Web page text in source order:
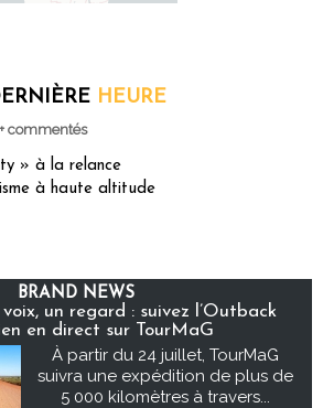
HEURE
commentés
» à la relance
à haute altitude
BRAND NEWS
un regard : suivez l’Outback
en direct sur TourMaG
À partir du 24 juillet, TourMaG
suivra une expédition de plus de
5 000 kilomètres à travers...